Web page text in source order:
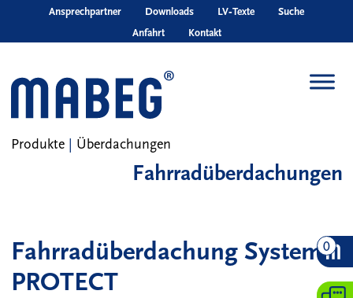
Skip to main content
Ansprechpartner Downloads LV‑Texte
Suche
Anfahrt
Kontakt
Produkte| Überdachungen
Fahrradüberdachungen
Fahrradüberdachung System
PROTECT
0